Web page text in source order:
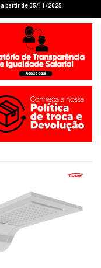
partir de 05/11/2025